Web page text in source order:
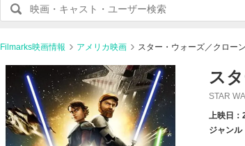
Filmarks映画情報 アメリカ映画 スター・ウォーズ／クロー
ス
STAR
上映日：
ジャンル